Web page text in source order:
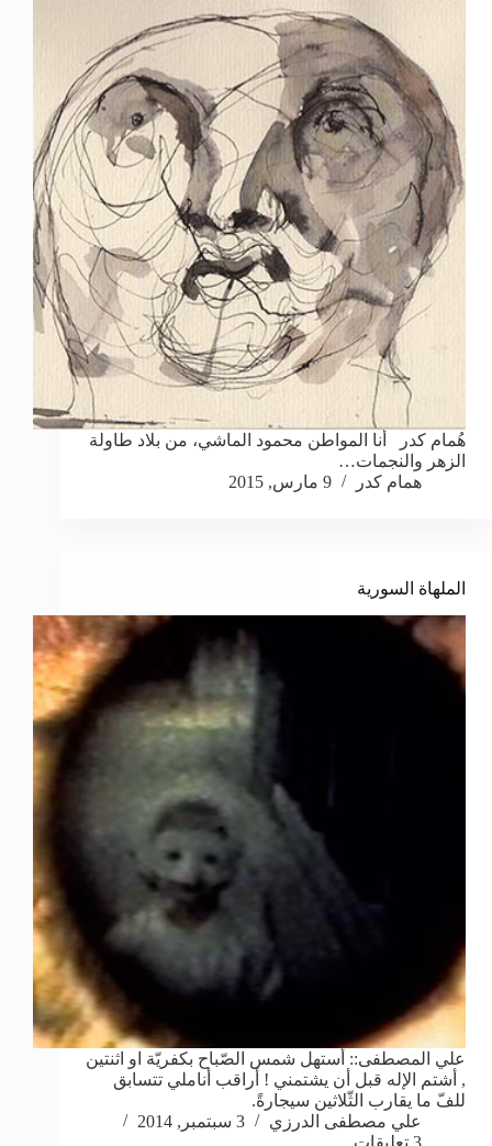
هُمام كدر أنا المواطن محمود الماشي، من بلاد طاولة
الزهر والنجمات…
همام كدر
9 مارس, 2015
الملهاة السورية
علي المصطفى:: أستهل شمس الصّباح بكفريّة او اثنتين
, أشتم الإله قبل أن يشتمني ! أراقب أناملي تتسابق
للفّ ما يقارب الثّلاثين سيجارةً.
علي مصطفى الدرزي
3 سبتمبر, 2014